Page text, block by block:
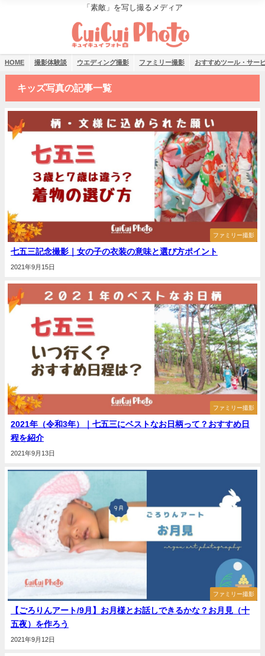
「素敵」を写し撮るメディア
HOME 撮影体験談 ウエディング撮影 ファミリー撮影 おすすめツール・サー
キッズ写真の記事一覧
ファミリー撮影
七五三記念撮影｜女の子の衣装の意味と選び方ポイント
2021年9月15日
ファミリー撮影
2021年（令和3年）｜七五三にベストなお日柄って？おすすめ日
程を紹介
2021年9月13日
ファミリー撮影
【ごろりんアート/9月】お月様とお話しできるかな？お月見（十
五夜）を作ろう
2021年9月12日